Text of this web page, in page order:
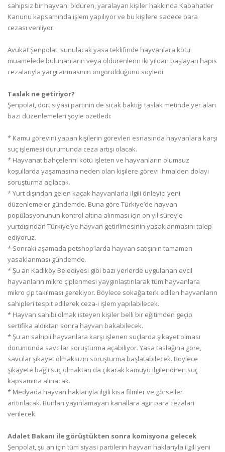
sahipsiz bir hayvanı öldüren, yaralayan kişiler hakkında Kabahatler
Kanunu kapsamında işlem yapılıyor ve bu kişilere sadece para
cezası veriliyor.
Avukat Şenpolat, sunulacak yasa teklifinde hayvanlara kötü
muamelede bulunanların veya öldürenlerin iki yıldan başlayan hapis
cezalarıyla yargılanmasının öngörüldüğünü söyledi.
Taslak ne getiriyor?
Şenpolat, dört siyasi partinin de sıcak baktığı taslak metinde yer alan
bazı düzenlemeleri şöyle özetledi:
* Kamu görevini yapan kişilerin görevleri esnasında hayvanlara karşı
suç işlemesi durumunda ceza artışı olacak.
* Hayvanat bahçelerini kötü işleten ve hayvanların olumsuz
koşullarda yaşamasına neden olan kişilere görevi ihmalden dolayı
soruşturma açılacak.
* Yurt dışından gelen kaçak hayvanlarla ilgili önleyici yeni
düzenlemeler gündemde. Buna göre Türkiye’de hayvan
popülasyonunun kontrol altına alınması için on yıl süreyle
yurtdışından Türkiye’ye hayvan getirilmesinin yasaklanmasını talep
ediyoruz.
* Sonraki aşamada petshop’larda hayvan satışının tamamen
yasaklanması gündemde.
* Şu an Kadıköy Belediyesi gibi bazı yerlerde uygulanan evcil
hayvanların mikro çiplenmesi yaygınlaştırılarak tüm hayvanlara
mikro çip takılması gerekiyor. Böylece sokağa terk edilen hayvanların
sahipleri tespit edilerek ceza-i işlem yapılabilecek.
* Hayvan sahibi olmak isteyen kişiler belli bir eğitimden geçip
sertifika aldıktan sonra hayvan bakabilecek.
* Şu an sahipli hayvanlara karşı işlenen suçlarda şikayet olması
durumunda savcılar soruşturma açabiliyor. Yasa taslağına göre,
savcılar şikayet olmaksızın soruşturma başlatabilecek. Böylece
şikayete bağlı suç olmaktan da çıkarak kamuyu ilgilendiren suç
kapsamına alınacak.
* Medyada hayvan haklarıyla ilgili kısa filmler ve görseller
arttırılacak. Bunları yayınlamayan kanallara ağır para cezaları
verilecek.
Adalet Bakanı ile görüştükten sonra komisyona gelecek
Şenpolat, şu an için tüm siyasi partilerin hayvan haklarıyla ilgili yeni